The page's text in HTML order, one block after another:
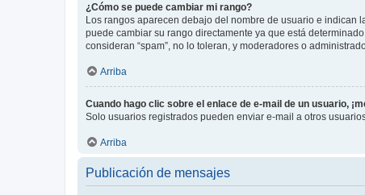
¿Cómo se puede cambiar mi rango?
Los rangos aparecen debajo del nombre de usuario e indican
puede cambiar su rango directamente ya que está
consideran “spam”, no lo toleran, y moderadores o
Arriba
Cuando hago clic sobre el enlace de e-mail de un usuario,
Solo usuarios registrados pueden enviar e-mail a otros
Arriba
Publicación de mensajes